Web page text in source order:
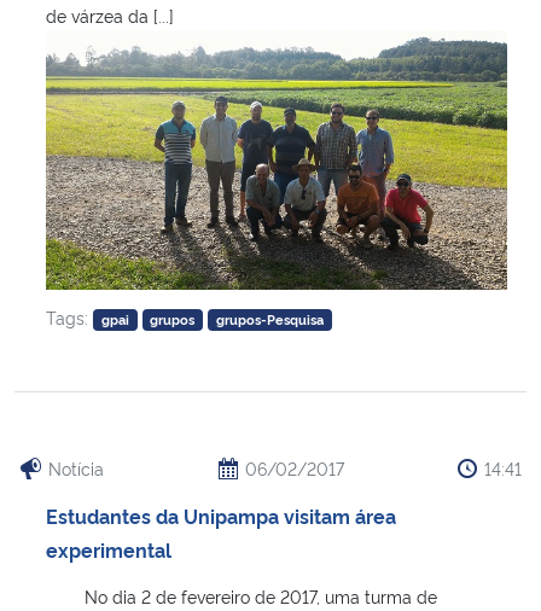
de várzea da [...]
Tags: gpai grupos grupos-Pesquisa
Notícia 06/02/2017 14:41
Estudantes da Unipampa visitam área
experimental
No dia 2 de fevereiro de 2017, uma turma de